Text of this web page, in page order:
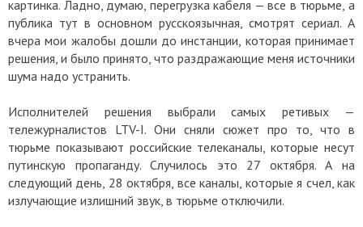
картинка. Ладно, думаю, перегрузка кабеля — все в тюрьме, а
публика тут в основном русскоязычная, смотрят сериал. А
вчера мои жалобы дошли до инстанции, которая принимает
решения, и было принято, что раздражающие меня источники
шума надо устранить.
Исполнителей решения выбрали самых ретивых —
тележурналистов LTV-I. Они сняли сюжет про то, что в
тюрьме показывают российские телеканалы, которые несут
путинскую пропаганду. Случилось это 27 октября. А на
следующий день, 28 октября, все каналы, которые я счел, как
излучающие излишний звук, в тюрьме отключили.